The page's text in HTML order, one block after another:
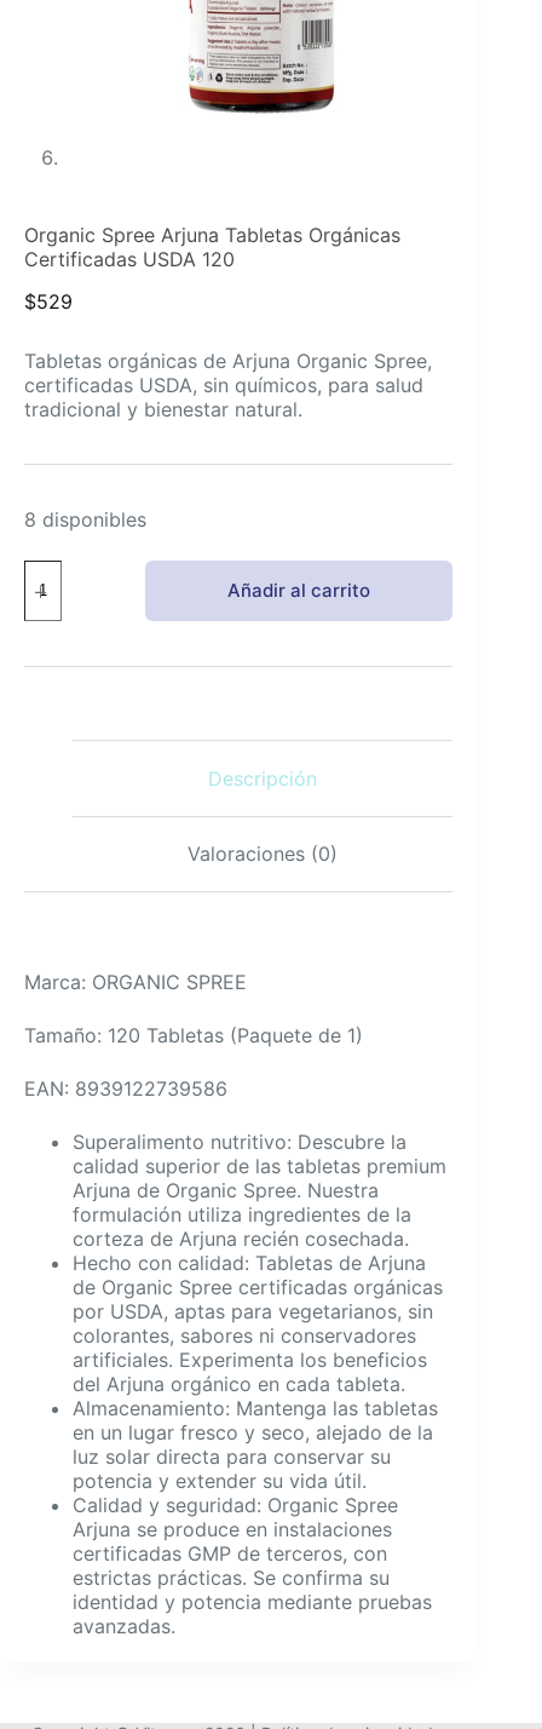
Organic Spree Arjuna Tabletas Orgánicas
Certificadas USDA 120
$529
Tabletas orgánicas de Arjuna Organic Spree,
certificadas USDA, sin químicos, para salud
tradicional y bienestar natural.
8 disponibles
Spree
Arjuna
Orgánicas
Añadir al carrito
Descripción
Valoraciones (0)
Marca: ORGANIC SPREE
Tamaño: 120 Tabletas (Paquete de 1)
EAN: 8939122739586
Superalimento nutritivo: Descubre la
calidad superior de las tabletas premium
Arjuna de Organic Spree. Nuestra
formulación utiliza ingredientes de la
corteza de Arjuna recién cosechada.
Hecho con calidad: Tabletas de Arjuna
de Organic Spree certificadas orgánicas
por USDA, aptas para vegetarianos, sin
colorantes, sabores ni conservadores
artificiales. Experimenta los beneficios
del Arjuna orgánico en cada tableta.
Almacenamiento: Mantenga las tabletas
en un lugar fresco y seco, alejado de la
luz solar directa para conservar su
potencia y extender su vida útil.
Calidad y seguridad: Organic Spree
Arjuna se produce en instalaciones
certificadas GMP de terceros, con
estrictas prácticas. Se confirma su
identidad y potencia mediante pruebas
avanzadas.